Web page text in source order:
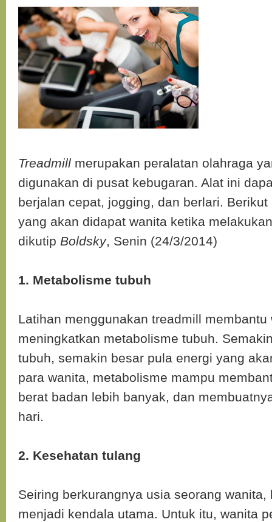
Treadmill merupakan peralatan olahraga
digunakan di pusat kebugaran. Alat ini
berjalan cepat, jogging, dan berlari.
yang akan didapat wanita ketika
dikutip Boldsky, Senin (24/3/2014)
1. Metabolisme tubuh
Latihan menggunakan treadmill membantu
meningkatkan metabolisme tubuh.
tubuh, semakin besar pula energi yang
para wanita, metabolisme mampu
berat badan lebih banyak, dan
hari.
2. Kesehatan tulang
Seiring berkurangnya usia seorang wanita,
menjadi kendala utama. Untuk itu, wanita